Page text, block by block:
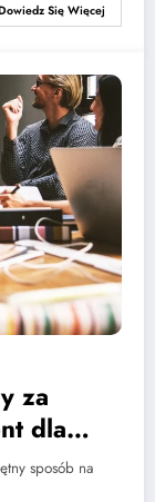
Się Więcej
za
dla
sposób na